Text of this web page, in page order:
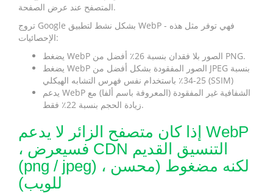
المتصفح عند عرض الصفحة.
تروج Google بشكل نشط لتطبيق WebP - فهي توفر مثل هذه
الإحصائيات:
يضغط WebP الصور بلا فقدان بنسبة 26٪ أفضل من PNG.
يضغط WebP الصور المفقودة بشكل أفضل من JPEG بنسبة
25-34٪ باستخدام نفس فهرس التشابه الهيكلي (SSIM)
يدعم WebP الشفافية غير المفقودة (المعروفة باسم ألفا) مع
زيادة الحجم بنسبة 22٪ فقط.
إذا كان متصفح الزائر لا يدعم WebP
، فسيعرض CDN التنسيق القديم
(png / jpeg) ، لكنه مضغوط (محسن
للويب)